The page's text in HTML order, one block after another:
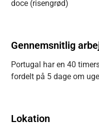
doce (risengrød)
Gennemsnitlig
Portugal har en 40
fordelt på 5 dage om
Lokation